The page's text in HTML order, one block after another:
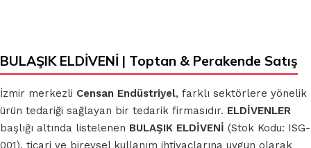
BULAŞIK ELDİVENİ | Toptan & Perakende Satış
İzmir merkezli Censan Endüstriyel, farklı sektörlere yönelik
ürün tedariği sağlayan bir tedarik firmasıdır. ELDİVENLER
başlığı altında listelenen BULAŞIK ELDİVENİ (Stok Kodu: ISG-